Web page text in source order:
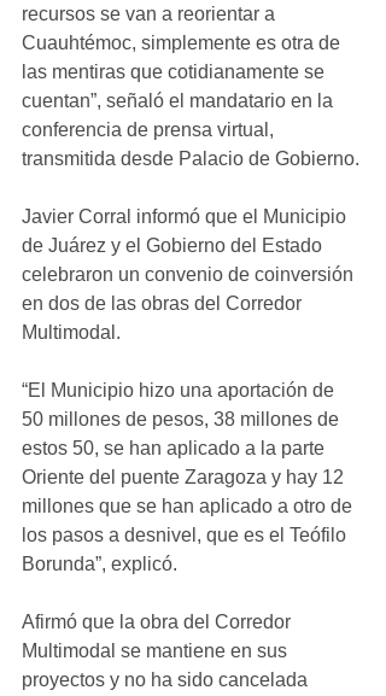
recursos se van a reorientar a
Cuauhtémoc, simplemente es otra de
las mentiras que cotidianamente se
cuentan”, señaló el mandatario en la
conferencia de prensa virtual,
transmitida desde Palacio de Gobierno.
Javier Corral informó que el Municipio
de Juárez y el Gobierno del Estado
celebraron un convenio de coinversión
en dos de las obras del Corredor
Multimodal.
“El Municipio hizo una aportación de
50 millones de pesos, 38 millones de
estos 50, se han aplicado a la parte
Oriente del puente Zaragoza y hay 12
millones que se han aplicado a otro de
los pasos a desnivel, que es el Teófilo
Borunda”, explicó.
Afirmó que la obra del Corredor
Multimodal se mantiene en sus
proyectos y no ha sido cancelada